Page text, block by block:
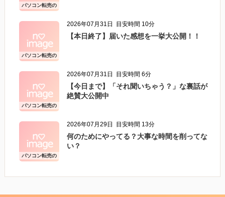
パソコン転売の
こと
パソコン転売の
こと
2026年07月31日 目安時間 10分
【本日終了】届いた感想を一挙大公開！！
パソコン転売の
こと
2026年07月31日 目安時間 6分
【今日まで】「それ聞いちゃう？」な裏話が
絶賛大公開中
パソコン転売の
こと
2026年07月29日 目安時間 13分
何のためにやってる？大事な時間を削ってな
い？